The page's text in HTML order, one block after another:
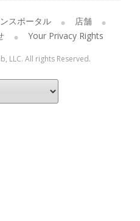
スポータル
店舗
Your Privacy Rights
LLC. All rights Reserved.